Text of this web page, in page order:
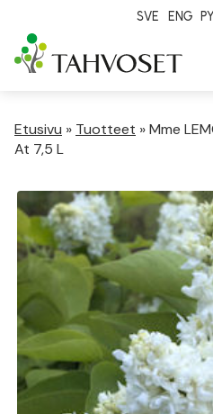
SVE ENG
Etusivu » Tuotteet »Mme
At 7,5 L